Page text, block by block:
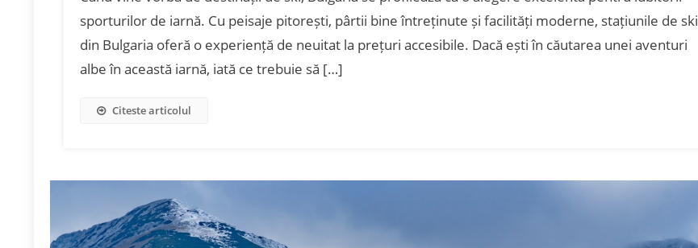
sporturilor de iarnă. Cu peisaje pitorești, pârtii bine întreținute și facilități moderne, stațiunile de ski
din Bulgaria oferă o experiență de neuitat la prețuri accesibile. Dacă ești în căutarea unei aventuri
albe în această iarnă, iată ce trebuie să […]
Citeste articolul